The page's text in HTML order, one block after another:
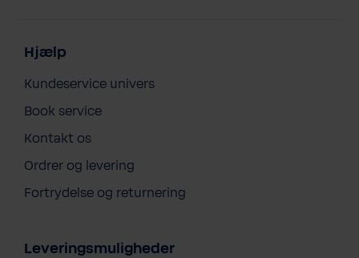
Hjælp
Kundeservice univers
Book service
Kontakt os
Ordrer og levering
Fortrydelse og returnering
Leveringsmuligheder